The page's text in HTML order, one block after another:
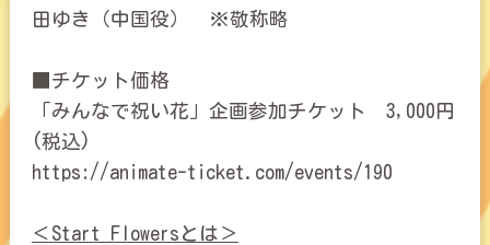
田ゆき（中国役） ※敬称略
■チケット価格
「みんなで祝い花」企画参加チケット 3,000円
(税込)
https://animate-ticket.com/events/190
＜Start Flowersとは＞